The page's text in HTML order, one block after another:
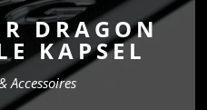
DRAGON
KAPSEL
Accessoires